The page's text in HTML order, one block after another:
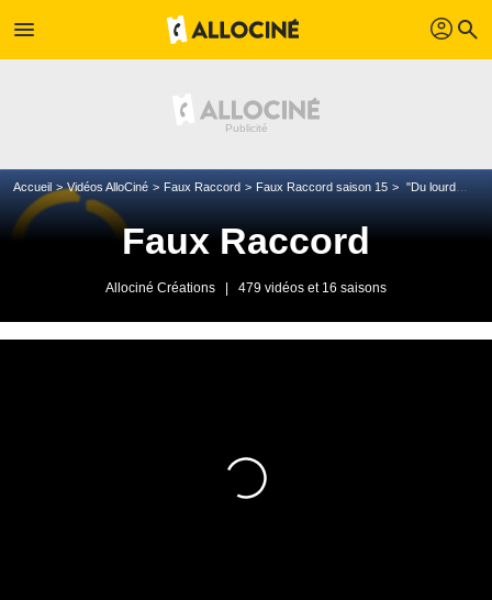
menu profil search
Accueil Vidéos AlloCiné Faux Raccord Faux Raccord saison 15 "Du lourd" - Le rap de Michel & Michel
Faux Raccord
Allociné Créations 479 vidéos et 16 saisons